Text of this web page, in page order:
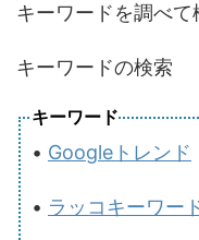
キーワードを調べて
キーワードの検索
キーワード
• Googleトレンド
• ラッコキーワー